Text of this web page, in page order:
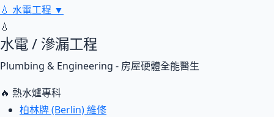
💧 水電工程 ▼
💧
水電 / 滲漏工程
Plumbing & Engineering - 房屋硬體全能醫生
🔥 熱水爐專科
柏林牌 (Berlin) 維修